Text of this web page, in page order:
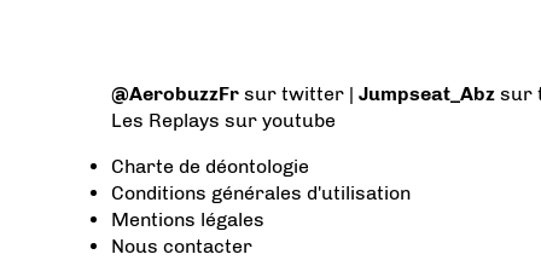
@AerobuzzFr sur twitter | Jumpseat_Abz sur
Les Replays sur youtube
Charte de déontologie
Conditions générales d'utilisation
Mentions légales
Nous contacter